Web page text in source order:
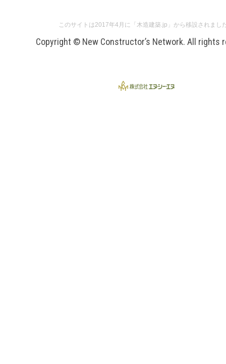
このサイトは2017年4月に「木造建築.jp」から移設されまし
Copyright © New Constructor’s Network. All rights